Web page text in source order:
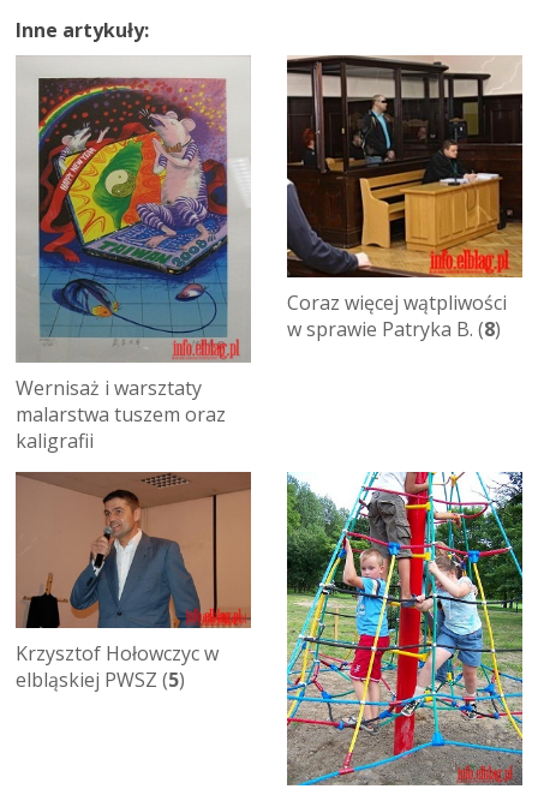
Inne artykuły:
Wernisaż i warsztaty
malarstwa tuszem oraz
kaligrafii
Coraz więcej wątpliwości
w sprawie Patryka B. (8)
Krzysztof Hołowczyc w
elbląskiej PWSZ (5)